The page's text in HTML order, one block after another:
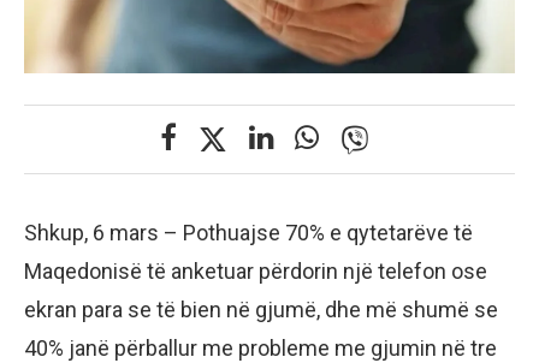
Shkup, 6 mars – Pothuajse 70% e qytetarëve të
Maqedonisë të anketuar përdorin një telefon ose
ekran para se të bien në gjumë, dhe më shumë se
40% janë përballur me probleme me gjumin në tre